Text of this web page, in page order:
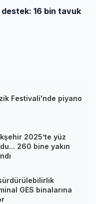
16 bin tavuk
Festivali'nde piyano
2025’te yüz
260 bine yakın
GES binalarına